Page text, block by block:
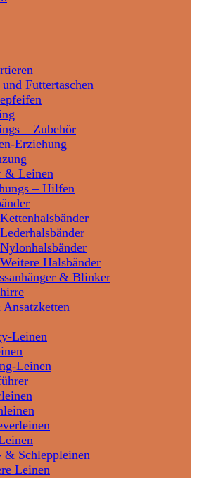
Futtertaschen
– Zubehör
Erziehung
& Leinen
– Hilfen
Kettenhalsbänder
Lederhalsbänder
Nylonhalsbänder
Weitere Halsbänder
& Blinker
Leinen
Leinen
& Schleppleinen
Leinen